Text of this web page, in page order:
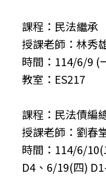
課程：民法繼承
授課老師：林秀
時間：114/6/9 (
教室：ES217
課程：民法債編
授課老師：劉春
時間：114/6/
D4、6/19(四)